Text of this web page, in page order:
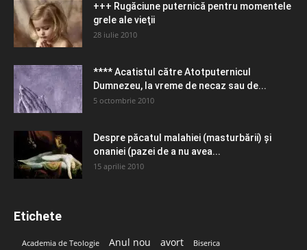
+++ Rugăciune puternică pentru momentele
grele ale vieţii
28 iulie 2010
**** Acatistul către Atotputernicul
Dumnezeu, la vreme de necaz sau de...
5 octombrie 2010
Despre păcatul malahiei (masturbării) şi
onaniei (pazei de a nu avea...
15 aprilie 2010
Etichete
Academia de Teologie Anul nou avort Biserica